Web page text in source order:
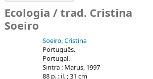
Ecologia / trad. Cristina
Soeiro
Soeiro, Cristina
Português.
Portugal.
Sintra : Marus, 1997
88 p. : il. ; 31 cm